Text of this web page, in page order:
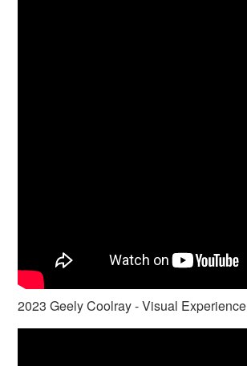
2023 Geely Coolray - Visual Experience